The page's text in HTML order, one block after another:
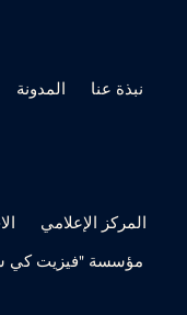
نبذة عنا
المدونة
المركز الإعلامي
مؤسسة "فيزيت